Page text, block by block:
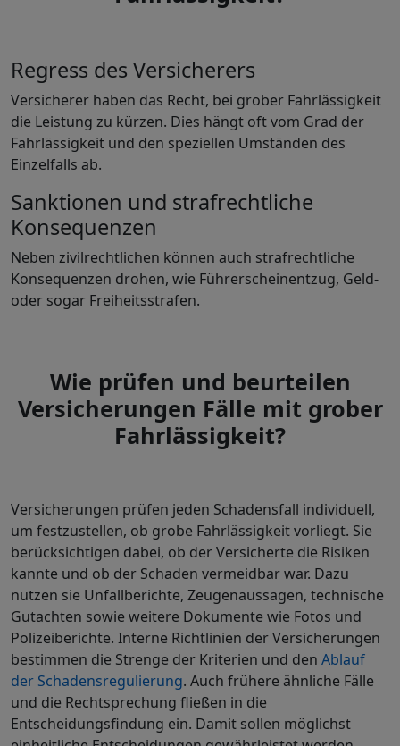
Regress des Versicherers
Versicherer haben das Recht, bei grober Fahrlässigkeit
die Leistung zu kürzen. Dies hängt oft vom Grad der
Fahrlässigkeit und den speziellen Umständen des
Einzelfalls ab.
Sanktionen und strafrechtliche
Konsequenzen
Neben zivilrechtlichen können auch strafrechtliche
Konsequenzen drohen, wie Führerscheinentzug, Geld-
oder sogar Freiheitsstrafen.
Wie prüfen und beurteilen
Versicherungen Fälle mit grober
Fahrlässigkeit?
Versicherungen prüfen jeden Schadensfall individuell,
um festzustellen, ob grobe Fahrlässigkeit vorliegt. Sie
berücksichtigen dabei, ob der Versicherte die Risiken
kannte und ob der Schaden vermeidbar war. Dazu
nutzen sie Unfallberichte, Zeugenaussagen, technische
Gutachten sowie weitere Dokumente wie Fotos und
Polizeiberichte. Interne Richtlinien der Versicherungen
bestimmen die Strenge der Kriterien und den Ablauf
der Schadensregulierung. Auch frühere ähnliche Fälle
und die Rechtsprechung fließen in die
Entscheidungsfindung ein. Damit sollen möglichst